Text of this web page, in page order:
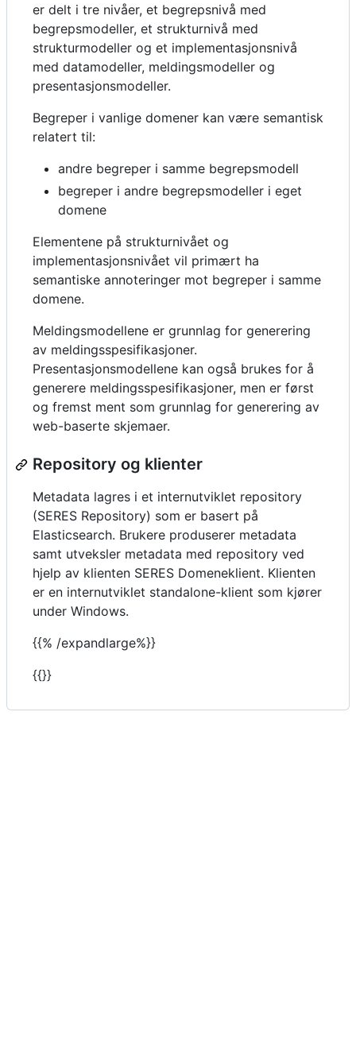
er delt i tre nivåer, et begrepsnivå med
begrepsmodeller, et strukturnivå med
strukturmodeller og et implementasjonsnivå
med datamodeller, meldingsmodeller og
presentasjonsmodeller.
Begreper i vanlige domener kan være semantisk
relatert til:
andre begreper i samme begrepsmodell
begreper i andre begrepsmodeller i eget
domene
Elementene på strukturnivået og
implementasjonsnivået vil primært ha
semantiske annoteringer mot begreper i samme
domene.
Meldingsmodellene er grunnlag for generering
av meldingsspesifikasjoner.
Presentasjonsmodellene kan også brukes for å
generere meldingsspesifikasjoner, men er først
og fremst ment som grunnlag for generering av
web-baserte skjemaer.
Repository og klienter
Metadata lagres i et internutviklet repository
(SERES Repository) som er basert på
Elasticsearch. Brukere produserer metadata
samt utveksler metadata med repository ved
hjelp av klienten SERES Domeneklient. Klienten
er en internutviklet standalone-klient som kjører
under Windows.
{{% /expandlarge%}}
{{}}